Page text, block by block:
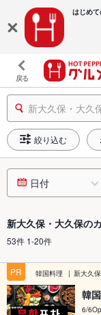
はじめ
戻る
新大久保・大
絞り込む
日付
新大久保・大久保の
53件 1-20件
PR 韓国料理 新大久保
韓
6/